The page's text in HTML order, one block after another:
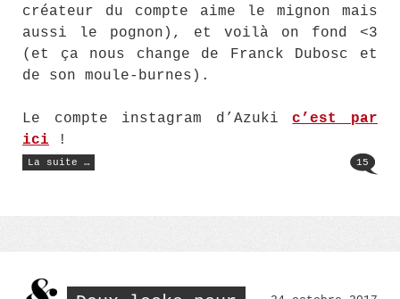
créateur du compte aime le mignon mais
aussi le pognon), et voilà on fond <3
(et ça nous change de Franck Dubosc et
de son moule-burnes).
Le compte instagram d’Azukic’est par
ici !
La suite …
« Le
Jean-
15